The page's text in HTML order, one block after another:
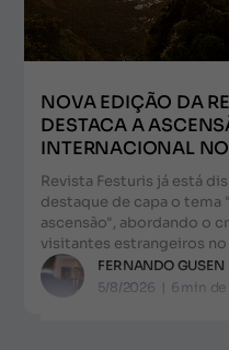
NOVA EDIÇÃO DA
DESTACA A
INTERNACIONAL
Revista Festuris já está
destaque de capa o tema
ascensão", abordando o
visitantes estrangeiros no
FERNANDO GUSEN
5/8/2026 | 6 min de